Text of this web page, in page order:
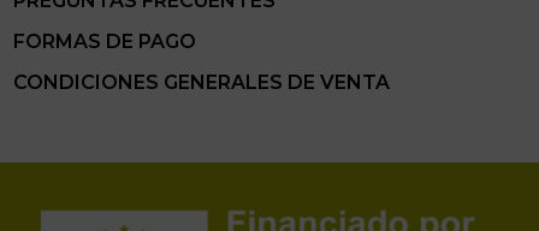
FORMAS DE PAGO
CONDICIONES GENERALES DE VENTA